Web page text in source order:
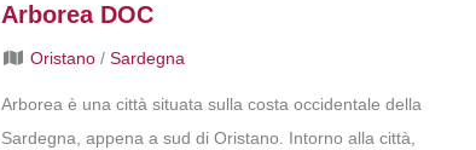
Arborea DOC
Oristano /Sardegna
Arborea è una città situata sulla costa occidentale della
Sardegna, appena a sud di Oristano. Intorno alla città,